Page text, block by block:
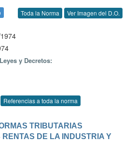
Toda la Norma Ver Imagen del D.O.
y Decretos:
Referencias a toda la norma
TRIBUTARIAS
RENTAS DE LA INDUSTRIA Y